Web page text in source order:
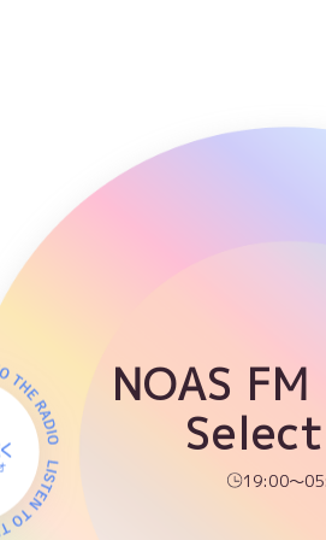
NOAS FM
19:00～